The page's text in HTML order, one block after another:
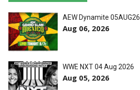
AEW Dynamite 05AUG26
Aug 06, 2026
WWE NXT 04 Aug 2026
Aug 05, 2026